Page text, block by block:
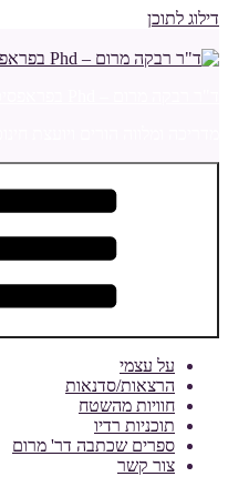
דילוג לתוכן
על עצמי
הרצאות/סדנאות
חוויות מהשטח
תוכניות רדיו
ספרים שכתבה דר' מרום
צור קשר